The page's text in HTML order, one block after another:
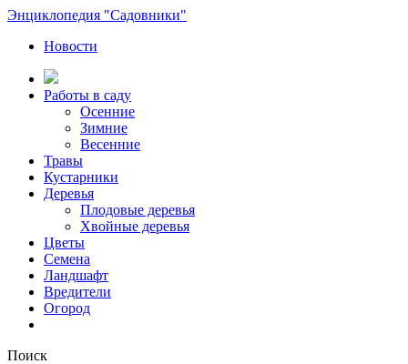
Энциклопедия "Садовники"
Новости
Работы в саду
Осенние
Зимние
Весенние
Травы
Кустарники
Деревья
Плодовые деревья
Хвойные деревья
Цветы
Семена
Ландшафт
Вредители
Огород
Поиск